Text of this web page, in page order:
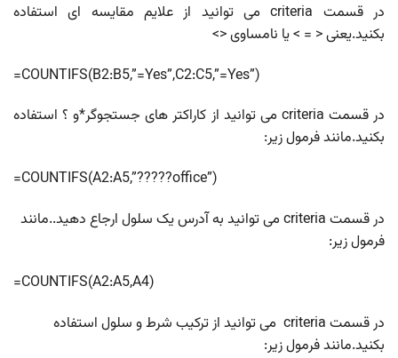
در قسمت criteria می توانید از علایم مقایسه ای استفاده
بکنید.یعنی < = > یا نامساوی <>
=COUNTIFS(B2:B5,”=Yes”,C2:C5,”=Yes”)
در قسمت criteria می توانید از کاراکتر های جستجوگر*و ؟ استفاده
بکنید.مانند فرمول زیر:
=COUNTIFS(A2:A5,”?????office”)
در قسمت criteria می توانید به آدرس یک سلول ارجاع دهید..مانند
فرمول زیر:
=COUNTIFS(A2:A5,A4)
در قسمت criteria می توانید از ترکیب شرط و سلول استفاده
بکنید.مانند فرمول زیر: